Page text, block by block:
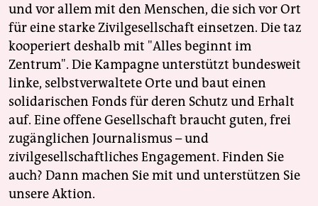
und vor allem mit den Menschen, die sich vor Ort
für eine starke Zivilgesellschaft einsetzen. Die taz
kooperiert deshalb mit "Alles beginnt im
Zentrum". Die Kampagne unterstützt bundesweit
linke, selbstverwaltete Orte und baut einen
solidarischen Fonds für deren Schutz und Erhalt
auf. Eine offene Gesellschaft braucht guten, frei
zugänglichen Journalismus – und
zivilgesellschaftliches Engagement. Finden Sie
auch? Dann machen Sie mit und unterstützen Sie
unsere Aktion.